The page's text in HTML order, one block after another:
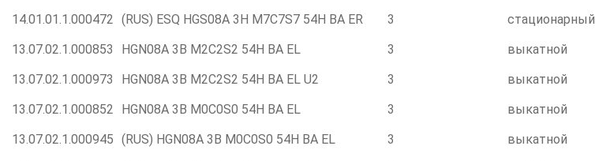
14.01.01.1.000472 (RUS) ESQ HGS08A 3H M7C7S7 54H BA ER 3 стационарный
13.07.02.1.000853
HGN08A 3B M2C2S2 54H BA EL 3 выкатной
13.07.02.1.000973
HGN08A 3B M2C2S2 54H BA EL U2 3 выкатной
13.07.02.1.000852
HGN08A 3B M0C0S0 54H BA EL 3 выкатной
13.07.02.1.000945 (RUS) HGN08A 3B M0C0S0 54H BA EL 3 выкатной